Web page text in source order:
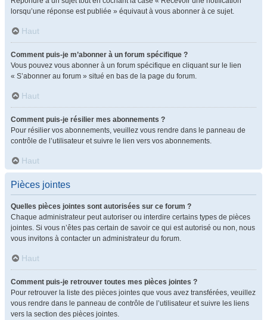
lorsqu’une réponse est publiée » équivaut à vous abonner à ce sujet.
Haut
Comment puis-je m’abonner à un forum spécifique ?
Vous pouvez vous abonner à un forum spécifique en cliquant sur le lien
« S’abonner au forum » situé en bas de la page du forum.
Haut
Comment puis-je résilier mes abonnements ?
Pour résilier vos abonnements, veuillez vous rendre dans le panneau de
contrôle de l’utilisateur et suivre le lien vers vos abonnements.
Haut
Pièces jointes
Quelles pièces jointes sont autorisées sur ce forum ?
Chaque administrateur peut autoriser ou interdire certains types de pièces
jointes. Si vous n’êtes pas certain de savoir ce qui est autorisé ou non, nous
vous invitons à contacter un administrateur du forum.
Haut
Comment puis-je retrouver toutes mes pièces jointes ?
Pour retrouver la liste des pièces jointes que vous avez transférées, veuillez
vous rendre dans le panneau de contrôle de l’utilisateur et suivre les liens
vers la section des pièces jointes.